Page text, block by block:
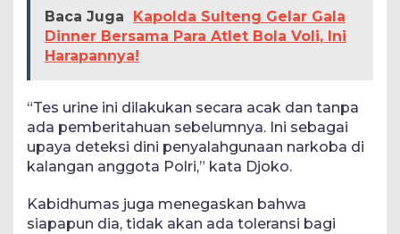
Baca Juga
Kapolda Sulteng Gelar Gala
Dinner Bersama Para Atlet Bola Voli, Ini
Harapannya!
“Tes urine ini dilakukan secara acak dan tanpa
ada pemberitahuan sebelumnya. Ini sebagai
upaya deteksi dini penyalahgunaan narkoba di
kalangan anggota Polri,” kata Djoko.
Kabidhumas juga menegaskan bahwa
siapapun dia, tidak akan ada toleransi bagi